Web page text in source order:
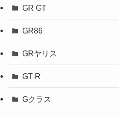
GR GT
GR86
GRヤリス
GT-R
Gクラス